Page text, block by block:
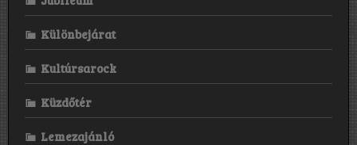
Különbejárat
Kultúrsarock
Küzdőtér
Lemezajánló